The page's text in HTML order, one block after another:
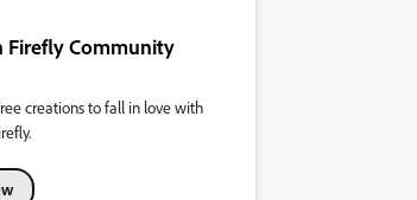
Firefly Community
creations to fall in love with